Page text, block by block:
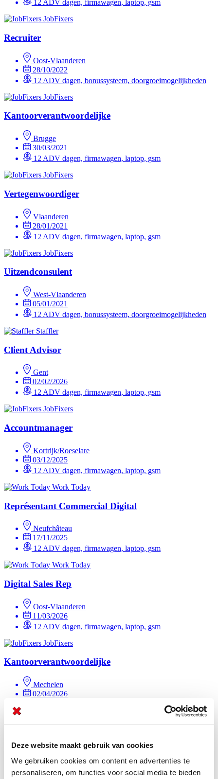
Deze website maakt gebruik van cookies
We gebruiken cookies om content en advertenties te
personaliseren, om functies voor social media te bieden
12 ADV dagen, firmawagen, laptop, gsm
JobFixers
Recruiter
Oost-Vlaanderen
28/10/2022
12 ADV dagen, bonussysteem, doorgroeimogelijkheden
JobFixers
Kantoorverantwoordelijke
Brugge
30/03/2021
12 ADV dagen, firmawagen, laptop, gsm
JobFixers
Vertegenwoordiger
Vlaanderen
28/01/2021
12 ADV dagen, firmawagen, laptop, gsm
JobFixers
Uitzendconsulent
West-Vlaanderen
05/01/2021
12 ADV dagen, bonussysteem, doorgroeimogelijkheden
Staffler
Client Advisor
Gent
02/02/2026
12 ADV dagen, firmawagen, laptop, gsm
JobFixers
Accountmanager
Kortrijk/Roeselare
03/12/2025
12 ADV dagen, firmawagen, laptop, gsm
Work Today
Représentant Commercial Digital
Neufchâteau
17/11/2025
12 ADV dagen, firmawagen, laptop, gsm
Work Today
Digital Sales Rep
Oost-Vlaanderen
11/03/2026
12 ADV dagen, firmawagen, laptop, gsm
JobFixers
Kantoorverantwoordelijke
Mechelen
02/04/2026
Tielt
02/04/2026